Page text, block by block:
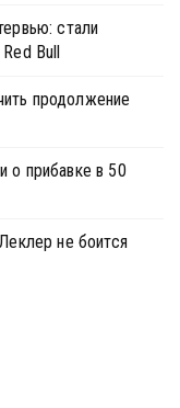
стали
Bull
продолжение
о прибавке в 50
не боится